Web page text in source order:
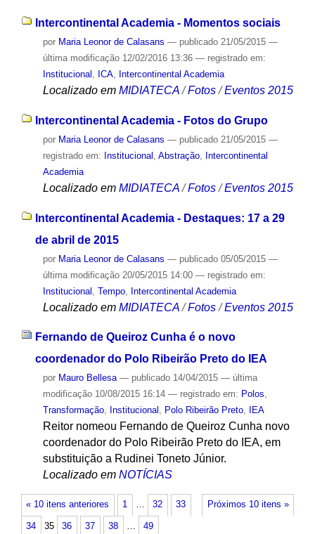
Intercontinental Academia - Momentos sociais
por Maria Leonor de Calasans — publicado21/05/2015 —
última modificação12/02/2016 13:36 — registrado em:
Institucional , ICA, Intercontinental Academia
Localizado em MIDIATECA /Fotos /Eventos 2015
Intercontinental Academia - Fotos do Grupo
por Maria Leonor de Calasans — publicado21/05/2015 —
registrado em: Institucional Abstração,
Intercontinental
Academia
Localizado em MIDIATECA /Fotos /Eventos 2015
Intercontinental Academia - Destaques: 17 a 29
de abril de 2015
por Maria Leonor de Calasans — publicado05/05/2015 —
última modificação20/05/2015 14:00 — registrado em:
Institucional Tempo, Intercontinental Academia
Localizado em MIDIATECA /Fotos /Eventos 2015
Fernando de Queiroz Cunha é o novo
coordenador do Polo Ribeirão Preto do IEA
por Mauro Bellesa — publicado14/04/2015 — última
modificação10/08/2015 16:14 — registrado em: Polos,
Transformação, Institucional , Polo Ribeirão Preto, IEA
Reitor nomeou Fernando de Queiroz Cunha novo
coordenador do Polo Ribeirão Preto do IEA, em
substituição a Rudinei Toneto Júnior.
Localizado em NOTÍCIAS
« 10 itens anteriores Próximos 10 itens »
1 … 32 33
34 35 36 37 38 … 49